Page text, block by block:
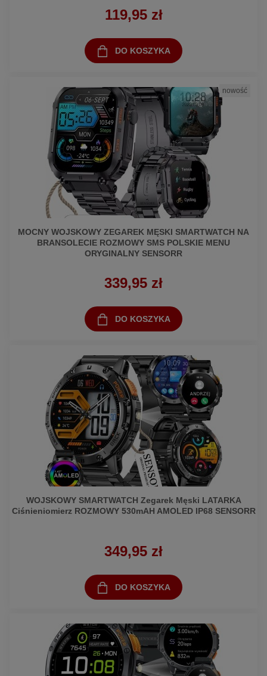
119,95 zł
DO KOSZYKA
MOCNY WOJSKOWY ZEGAREK MĘSKI SMARTWATCH NA
BRANSOLECIE ROZMOWY SMS POLSKIE MENU
ORYGINALNY SENSORR
339,95 zł
DO KOSZYKA
nowość
WOJSKOWY SMARTWATCH Zegarek Męski LATARKA
Ciśnieniomierz ROZMOWY 530mAH AMOLED IP68 SENSORR
349,95 zł
DO KOSZYKA